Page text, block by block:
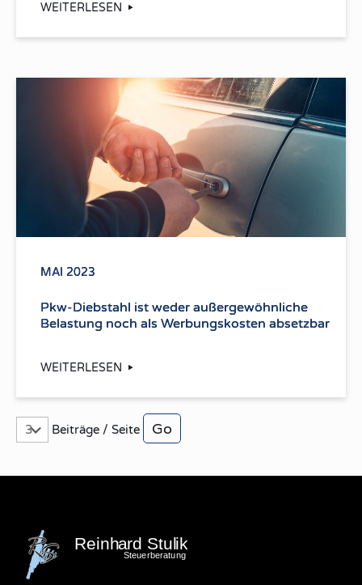
WEITERLESEN
MAI 2023
Pkw-Diebstahl ist weder außergewöhnliche
Belastung noch als Werbungskosten absetzbar
WEITERLESEN
Beiträge / Seite